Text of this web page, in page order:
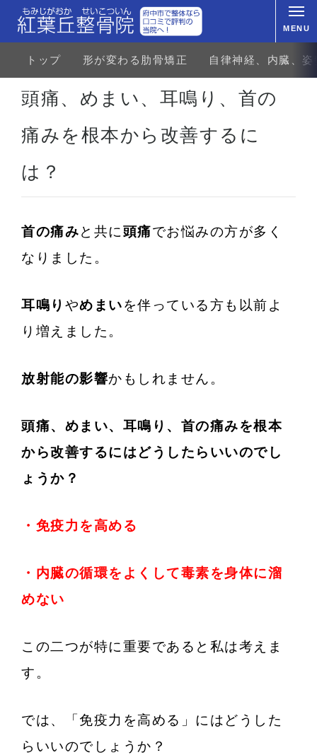
MENU
トップ 形が変わる肋骨矯正 自律神経、内臓、
ホーム 自律神経の乱れ めまい、メニエール病 頭痛、めまい、耳鳴り、首の痛みを根本から改善
頭痛、めまい、耳鳴り、首の
痛みを根本から改善するに
は？
首の痛みと共に頭痛でお悩みの方が多く
なりました。
耳鳴り やめまいを伴っている方も以前よ
り増えました。
放射能の影響かもしれません。
頭痛、めまい、耳鳴り、首の痛みを根本
から改善するにはどうしたらいいのでし
ょうか？
・免疫力を高める
・内臓の循環をよくして毒素を身体に溜
めない
この二つが特に重要であると私は考えま
す。
では、「免疫力を高める」にはどうした
らいいのでしょうか？